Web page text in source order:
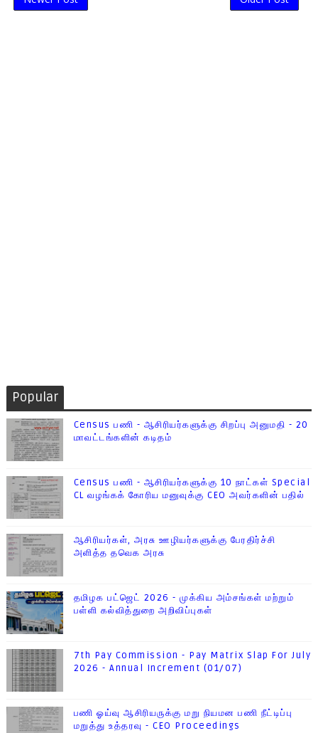
Popular
Census பணி - ஆசிரியர்களுக்கு சிறப்பு அனுமதி - 20
மாவட்டங்களின் கடிதம்
Census பணி - ஆசிரியர்களுக்கு 10 நாட்கள் Special
CL வழங்கக் கோரிய மனுவுக்கு CEO அவர்களின் பதில்
ஆசிரியர்கள், அரசு ஊழியர்களுக்கு பேரதிர்ச்சி
அளித்த தவெக அரசு
தமிழக பட்ஜெட் 2026 - முக்கிய அம்சங்கள் மற்றும்
பள்ளி கல்வித்துறை அறிவிப்புகள்
7th Pay Commission - Pay Matrix Slap For July
2026 - Annual Increment (01/07)
பணி ஓய்வு ஆசிரியருக்கு மறு நியமன பணி நீட்டிப்பு
மறுத்து உத்தரவு - CEO Proceedings